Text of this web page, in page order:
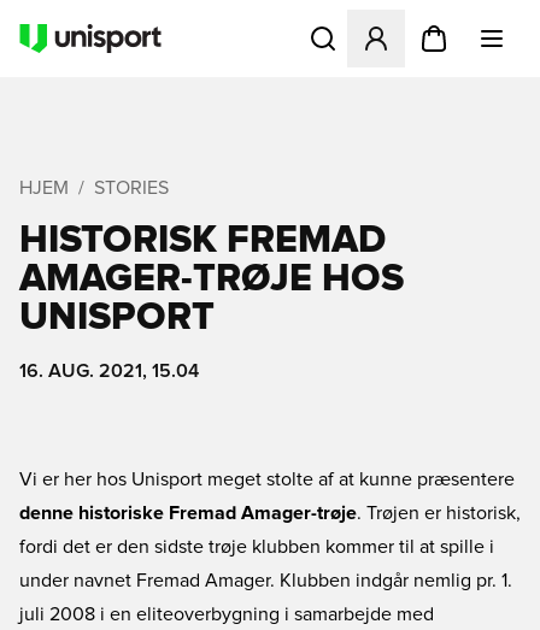
Åbner en Modal til at
HJEM STORIES
HISTORISK FREMAD
AMAGER-TRØJE HOS
UNISPORT
16. AUG. 2021, 15.04
Vi er her hos Unisport meget stolte af at kunne præsentere
denne historiske Fremad Amager-trøje. Trøjen er historisk,
fordi det er den sidste trøje klubben kommer til at spille i
under navnet Fremad Amager. Klubben indgår nemlig pr. 1.
juli 2008 i en eliteoverbygning i samarbejde med